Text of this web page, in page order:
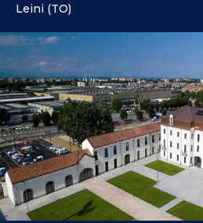
Leini (TO)